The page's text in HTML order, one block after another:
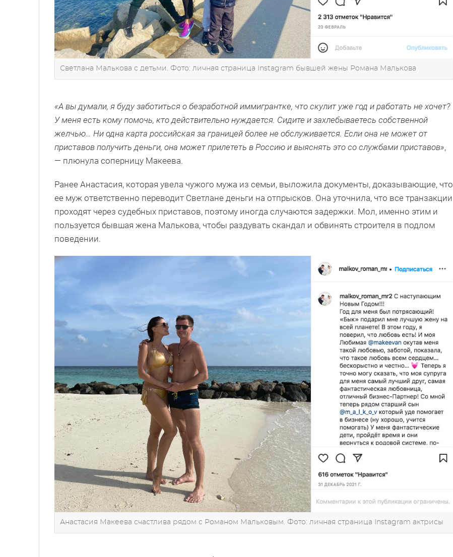
Светлана Малькова с детьми. Фото: личная страница Instagram бывшей жены Романа Малькова
«А вы думали, я буду заботиться о безработной иммигрантке, что скулит уже год и работать не хочет?
У меня есть кому помочь, кто действительно нуждается. Сидите и захлебываетесь собственной
желчью… Ни одна карта российская за границей более не обслуживается. Если она не может от
приставов получить деньги, она может прилететь в Россию и выяснять это со службами приставов»,
— плюнула соперницу Макеева.
Ранее Анастасия, которая увела чужого мужа из семьи, выложила документы, доказывающие, что
ее муж ответственно переводит Светлане деньги на отпрысков. Она уточнила, что все транзакции
проходят через судебных приставов, поэтому иногда случаются задержки. Мол, именно этим и
пользуется бывшая жена Малькова, чтобы раздувать скандал и обвинять строителя в подлом
поведении.
Анастасия Макеева счастлива рядом с Романом Мальковым. Фото: личная страница Instagram актрисы